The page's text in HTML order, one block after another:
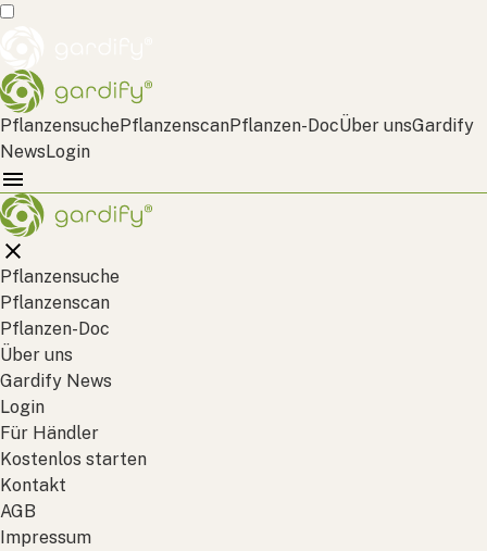
PflanzensuchePflanzenscanPflanzen-DocÜber unsGardify
NewsLogin
Pflanzensuche
Pflanzenscan
Pflanzen-Doc
Über uns
Gardify News
Login
Für Händler
Kostenlos starten
Kontakt
AGB
Impressum